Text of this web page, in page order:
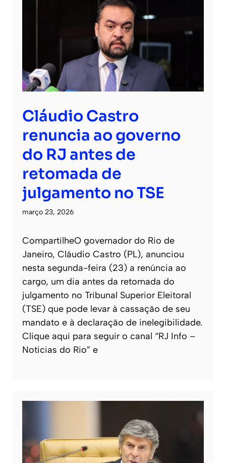
Cláudio Castro
renuncia ao governo
do RJ antes de
retomada de
julgamento no TSE
março 23, 2026
CompartilheO governador do Rio de
Janeiro, Cláudio Castro (PL), anunciou
nesta segunda-feira (23) a renúncia ao
cargo, um dia antes da retomada do
julgamento no Tribunal Superior Eleitoral
(TSE) que pode levar à cassação de seu
mandato e à declaração de inelegibilidade.
Clique aqui para seguir o canal “RJ Info –
Noticias do Rio” e